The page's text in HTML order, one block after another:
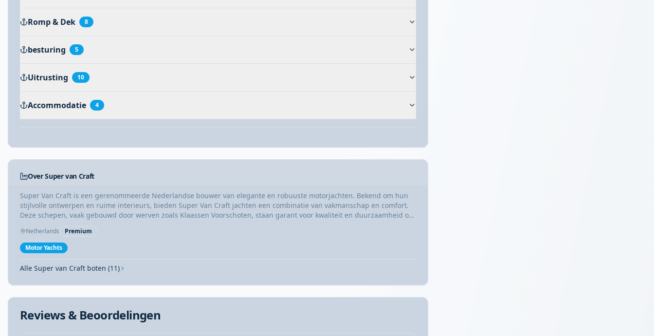
Romp & Dek 8
besturing 5
Uitrusting 10
Accommodatie 4
Over Super van Craft
Super Van Craft is een gerenommeerde Nederlandse bouwer van elegante en robuuste motorjachten. Bekend om hun
stijlvolle ontwerpen en ruime interieurs, bieden Super Van Craft jachten een combinatie van vakmanschap en comfort.
Deze schepen, vaak gebouwd door werven zoals Klaassen Voorschoten, staan garant voor kwaliteit en duurzaamheid op
Netherlands
Premium
Motor Yachts
Alle Super van Craft boten (11)
Reviews & Beoordelingen